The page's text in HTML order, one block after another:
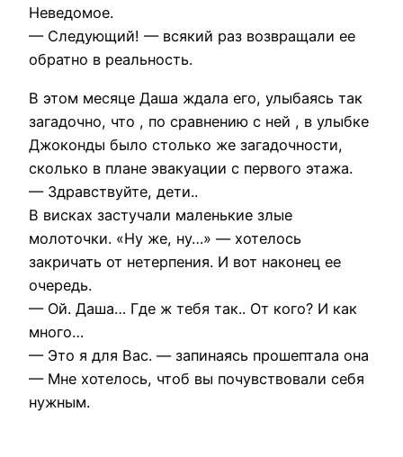
Неведомое.
— Следующий! — всякий раз возвращали ее
обратно в реальность.
В этом месяце Даша ждала его, улыбаясь так
загадочно, что , по сравнению с ней , в улыбке
Джоконды было столько же загадочности,
сколько в плане эвакуации с первого этажа.
— Здравствуйте, дети..
В висках застучали маленькие злые
молоточки. «Ну же, ну…» — хотелось
закричать от нетерпения. И вот наконец ее
очередь.
— Ой. Даша… Где ж тебя так.. От кого? И как
много…
— Это я для Вас. — запинаясь прошептала она
— Мне хотелось, чтоб вы почувствовали себя
нужным.